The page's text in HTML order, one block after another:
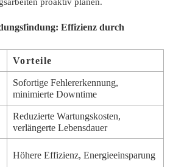
Effizienz durch
Vorteile
Sofortige Fehlererkennung,
minimierte Downtime
Reduzierte Wartungskosten,
verlängerte Lebensdauer
Höhere Effizienz, Energieeinsparung